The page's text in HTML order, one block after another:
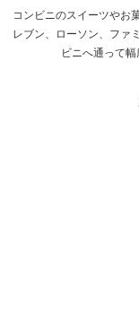
コンビニのスイーツやお
レブン、ローソン、ファ
ビニへ通って